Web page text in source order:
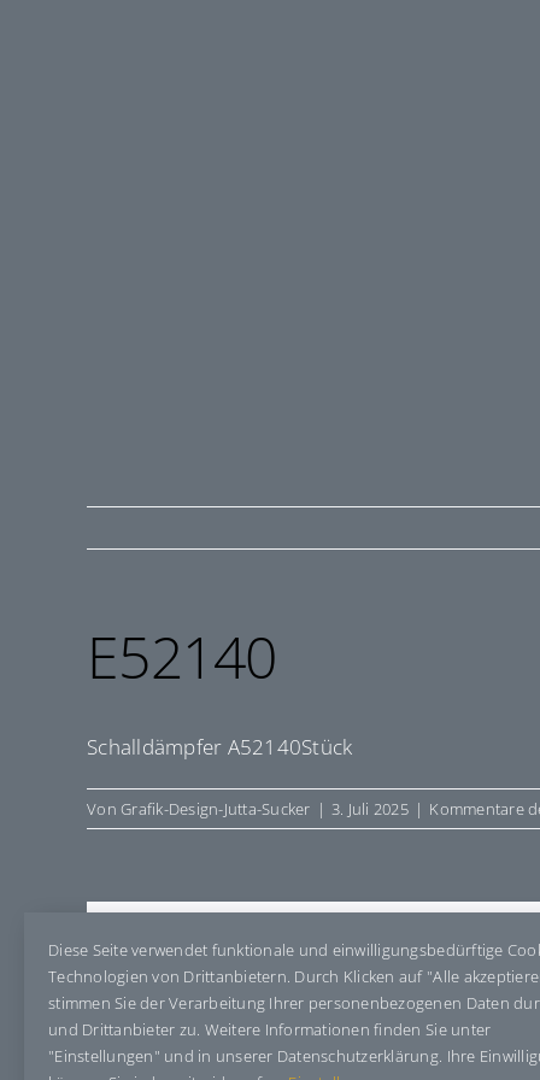
E52140
Schalldämpfer A52140Stück
VonGrafik-Design-Jutta-Sucker | 3. Juli 2025 | Kommentare
Share This Story, Choose Your
Diese Seite verwendet funktionale und einwilligungsbedürftige
Technologien von Drittanbietern. Durch Klicken auf "Alle
stimmen Sie der Verarbeitung Ihrer personenbezogenen Daten
und Drittanbieter zu. Weitere Informationen finden Sie unter
"Einstellungen" und in unserer Datenschutzerklärung. Ihre